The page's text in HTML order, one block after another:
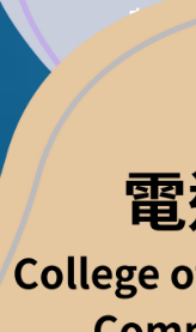
良好
和平與